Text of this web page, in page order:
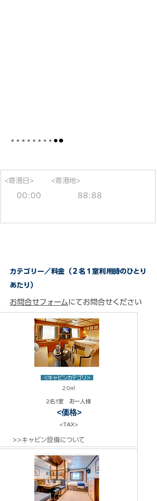
<寄港日>
00:00
<寄港地>
88:88
カテゴリー／料金（２名１室利用時のひとり
あたり）
お問合せフォームにてお問合せください
<キャビンカテゴリ>
20㎡
2名1室 お一人様
<価格>
<TAX>
>>キャビン設備について